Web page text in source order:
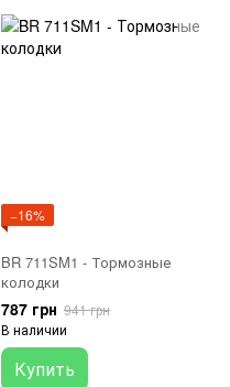
−16%
BR 711SM1 - Тормозные
колодки
787 грн 941 грн
В наличии
Купить